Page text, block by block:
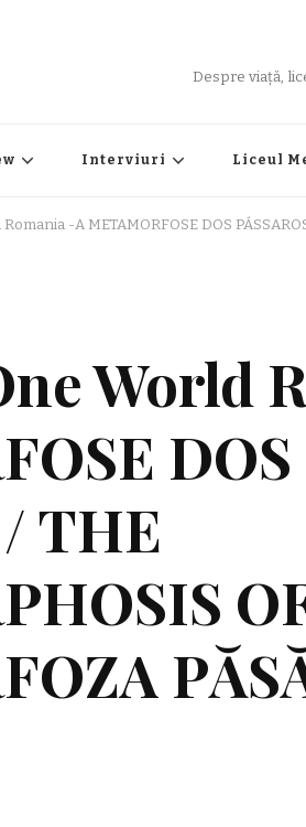
Despre viață,
Interviuri Liceul
-A METAMORFOSE DOS
World
DOS
/ THE